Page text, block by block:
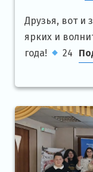
Друзья, вот и
ярких и
года!
24